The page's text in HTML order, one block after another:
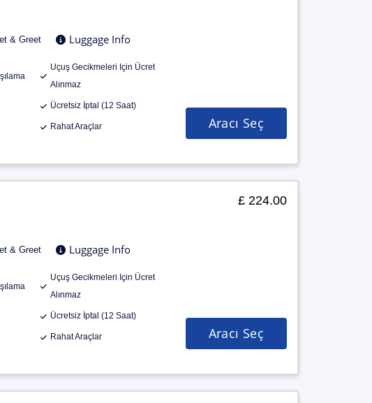
& Greet Luggage Info
Uçuş Gecikmeleri Için Ücret
Alınmaz
Ücretsiz İptal (12 Saat)
Rahat Araçlar Aracı Seç
& Greet Luggage Info
Uçuş Gecikmeleri Için Ücret
Alınmaz
Ücretsiz İptal (12 Saat)
Rahat Araçlar
£ 224.00
Aracı Seç